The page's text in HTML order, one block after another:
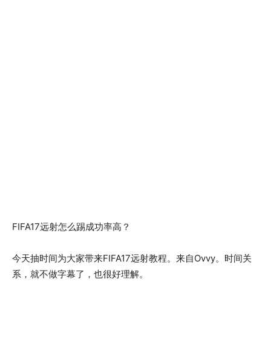
FIFA17远射怎么踢成功率高？
今天抽时间为大家带来FIFA17远射教程。来自Ovvy。时间关
系，就不做字幕了，也很好理解。